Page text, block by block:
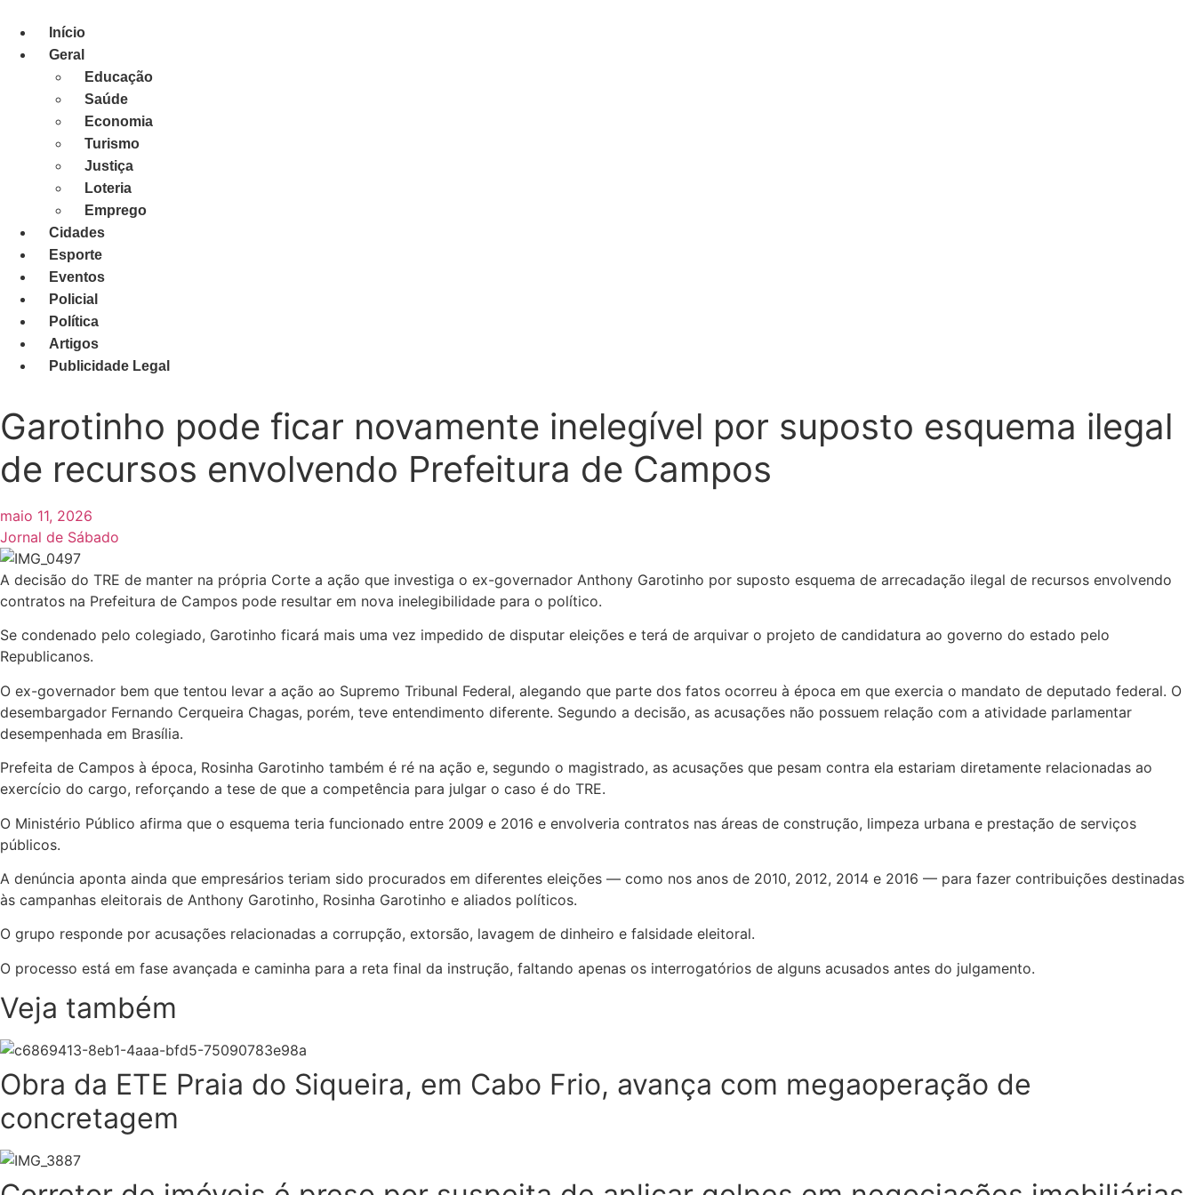
para
conteúdo
Início
Geral
Educação
Saúde
Economia
Turismo
Justiça
Loteria
Emprego
Cidades
Esporte
Eventos
Policial
Política
Artigos
Publicidade Legal
Garotinho pode ficar novamente inelegível por suposto esquema ilegal
de recursos envolvendo Prefeitura de Campos
maio 11, 2026
Jornal de Sábado
A decisão do TRE de manter na própria Corte a ação que investiga o ex-governador Anthony Garotinho por suposto esquema de arrecadação ilegal de recursos envolvendo
contratos na Prefeitura de Campos pode resultar em nova inelegibilidade para o político.
Se condenado pelo colegiado, Garotinho ficará mais uma vez impedido de disputar eleições e terá de arquivar o projeto de candidatura ao governo do estado pelo
Republicanos.
O ex-governador bem que tentou levar a ação ao Supremo Tribunal Federal, alegando que parte dos fatos ocorreu à época em que exercia o mandato de deputado federal. O
desembargador Fernando Cerqueira Chagas, porém, teve entendimento diferente. Segundo a decisão, as acusações não possuem relação com a atividade parlamentar
desempenhada em Brasília.
Prefeita de Campos à época, Rosinha Garotinho também é ré na ação e, segundo o magistrado, as acusações que pesam contra ela estariam diretamente relacionadas ao
exercício do cargo, reforçando a tese de que a competência para julgar o caso é do TRE.
O Ministério Público afirma que o esquema teria funcionado entre 2009 e 2016 e envolveria contratos nas áreas de construção, limpeza urbana e prestação de serviços
públicos.
A denúncia aponta ainda que empresários teriam sido procurados em diferentes eleições — como nos anos de 2010, 2012, 2014 e 2016 — para fazer contribuições destinadas
às campanhas eleitorais de Anthony Garotinho, Rosinha Garotinho e aliados políticos.
O grupo responde por acusações relacionadas a corrupção, extorsão, lavagem de dinheiro e falsidade eleitoral.
O processo está em fase avançada e caminha para a reta final da instrução, faltando apenas os interrogatórios de alguns acusados antes do julgamento.
Veja também
Obra da ETE Praia do Siqueira, em Cabo Frio, avança com megaoperação de
concretagem